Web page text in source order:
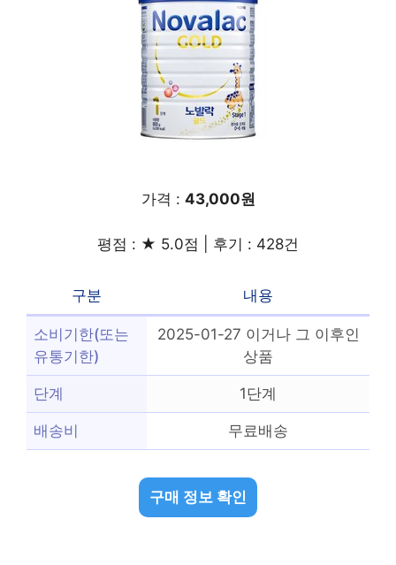
가격 : 43,000원
평점 : ★ 5.0점 | 후기 : 428건
구분 내용
소비기한(또는
유통기한)
2025-01-27 이거나 그 이후인
상품
단계 1단계
배송비 무료배송
구매 정보 확인